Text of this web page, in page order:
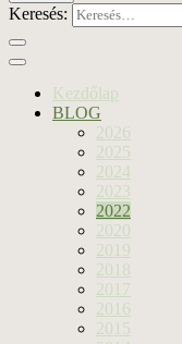
Keresés:
Kezdőlap
BLOG
2026
2025
2024
2023
2022
2020
2019
2018
2017
2016
2015